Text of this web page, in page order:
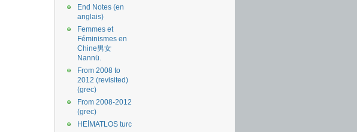
End Notes (en
anglais)
Femmes et
Féminismes en
Chine男女
Nannü.
From 2008 to
2012 (revisited)
(grec)
From 2008-2012
(grec)
HEİMATLOS turc